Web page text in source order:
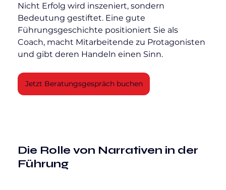
Nicht Erfolg wird inszeniert, sondern
Bedeutung gestiftet. Eine gute
Führungsgeschichte positioniert Sie als
Coach, macht Mitarbeitende zu Protagonisten
und gibt deren Handeln einen Sinn.
Jetzt Beratungsgespräch buchen
Die Rolle von Narrativen in der
Führung